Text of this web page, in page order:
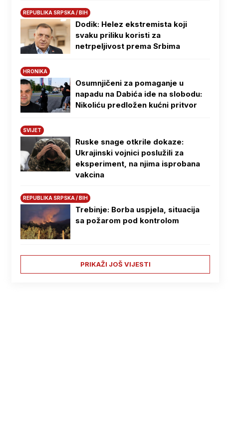
REPUBLIKA SRPSKA / BIH
Dodik: Helez ekstremista koji
svaku priliku koristi za
netrpeljivost prema Srbima
HRONIKA
Osumnjičeni za pomaganje u
napadu na Dabića ide na slobodu:
Nikoliću predložen kućni pritvor
SVIJET
Ruske snage otkrile dokaze:
Ukrajinski vojnici poslužili za
eksperiment, na njima isprobana
vakcina
REPUBLIKA SRPSKA / BIH
Trebinje: Borba uspjela, situacija
sa požarom pod kontrolom
PRIKAŽI JOŠ VIJESTI